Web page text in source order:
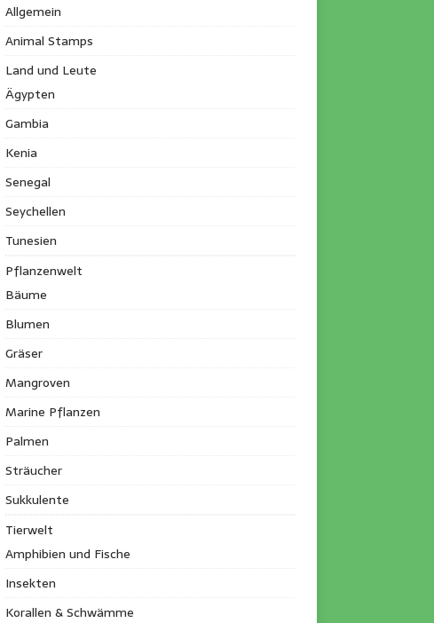
Allgemein
Animal Stamps
Land und Leute
Ägypten
Gambia
Kenia
Senegal
Seychellen
Tunesien
Pflanzenwelt
Bäume
Blumen
Gräser
Mangroven
Marine Pflanzen
Palmen
Sträucher
Sukkulente
Tierwelt
Amphibien und Fische
Insekten
Korallen & Schwämme